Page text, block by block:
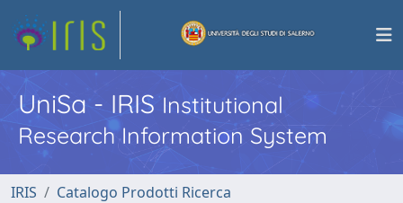
UniSa - IRISInstitutional
Research Information System
IRIS
Catalogo Prodotti Ricerca